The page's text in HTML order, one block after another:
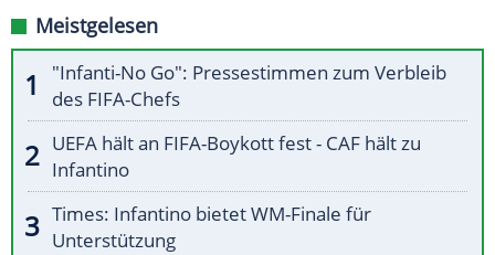
Meistgelesen
"Infanti-No Go": Pressestimmen zum Verbleib
des FIFA-Chefs
UEFA hält an FIFA-Boykott fest - CAF hält zu
Infantino
Times: Infantino bietet WM-Finale für
Unterstützung